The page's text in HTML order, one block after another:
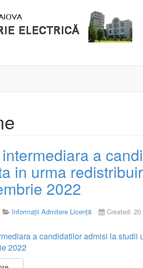
a
in urma
2022
Informații Admitere Licență Created:
a candidatilor admisi la
2022